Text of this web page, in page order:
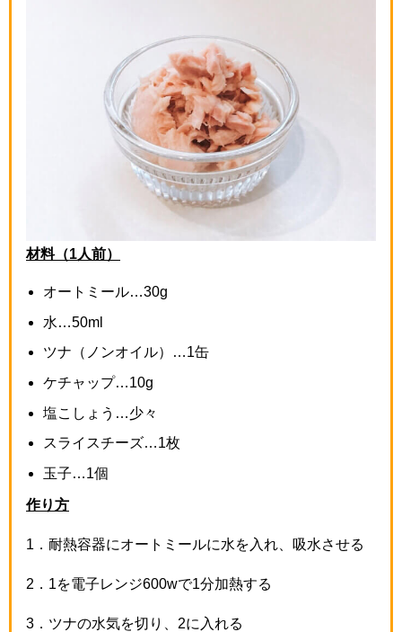
材料（1人前）
オートミール…30g
水… 50ml
ツナ（ノンオイル）…1缶
ケチャップ… 10g
塩こしょう…少々
スライスチーズ… 1枚
玉子… 1個
作り方
1 ．耐熱容器にオートミールに水を入れ、吸水させる
2 ． 1を電子レンジ600wで1分加熱する
3 ．ツナの水気を切り、 2に入れる